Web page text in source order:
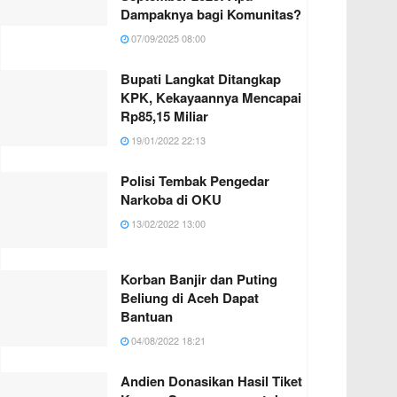
Dampaknya bagi Komunitas?
07/09/2025 08:00
Bupati Langkat Ditangkap
KPK, Kekayaannya Mencapai
Rp85,15 Miliar
19/01/2022 22:13
Polisi Tembak Pengedar
Narkoba di OKU
13/02/2022 13:00
Korban Banjir dan Puting
Beliung di Aceh Dapat
Bantuan
04/08/2022 18:21
Andien Donasikan Hasil Tiket